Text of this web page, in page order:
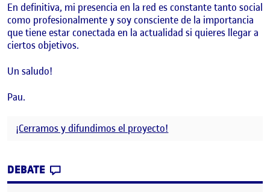
En definitiva, mi presencia en la red es constante tanto social
como profesionalmente y soy consciente de la importancia
que tiene estar conectada en la actualidad si quieres llegar a
ciertos objetivos.
Un saludo!
Pau.
¡Cerramos y difundimos el proyecto!
DEBATE